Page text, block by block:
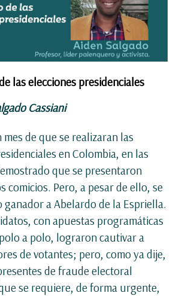
las elecciones presidenciales
Cassiani
mes de que se realizaran las
en Colombia, en las
que se presentaron
comicios. Pero, a pesar de ello, se
ganador a Abelardo de la Espriella.
con apuestas programáticas
a polo, lograron cautivar a
de votantes; pero, como ya dije,
de fraude electoral
se requiere, de forma urgente,